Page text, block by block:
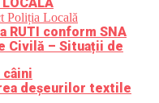
Poliția Locală
RUTI conform SNA
Civilă – Situații de
deșeurilor textile